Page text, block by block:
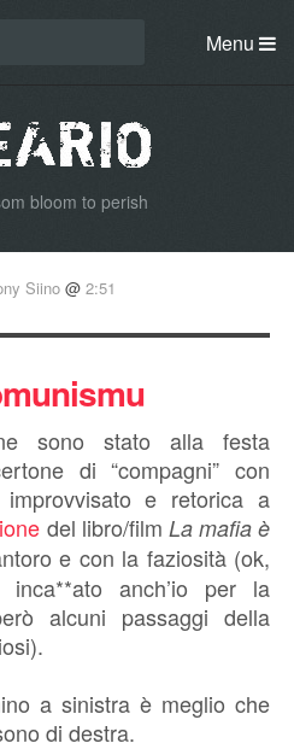
Menu
bloom to perish
Siino @ 2:51
sono stato alla festa
di “compagni” con
improvvisato e retorica a
del libro/film La mafia è
e con la faziosità (ok,
anch’io per la
alcuni passaggi della
a sinistra è meglio che
di destra.